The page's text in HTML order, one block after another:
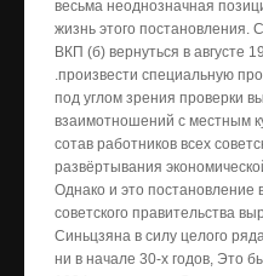
весьма неоднозначная
жизнь этого постановления.
ВКП (б) вернуться в августе
.произвести специальную
под углом зрения проверки
взаимотношений с местным
сотав работников всех
развёртывания
Однако и это постановление
советского правительства
Синьцзяна в силу целого
ни в начале 30-х годов, Это